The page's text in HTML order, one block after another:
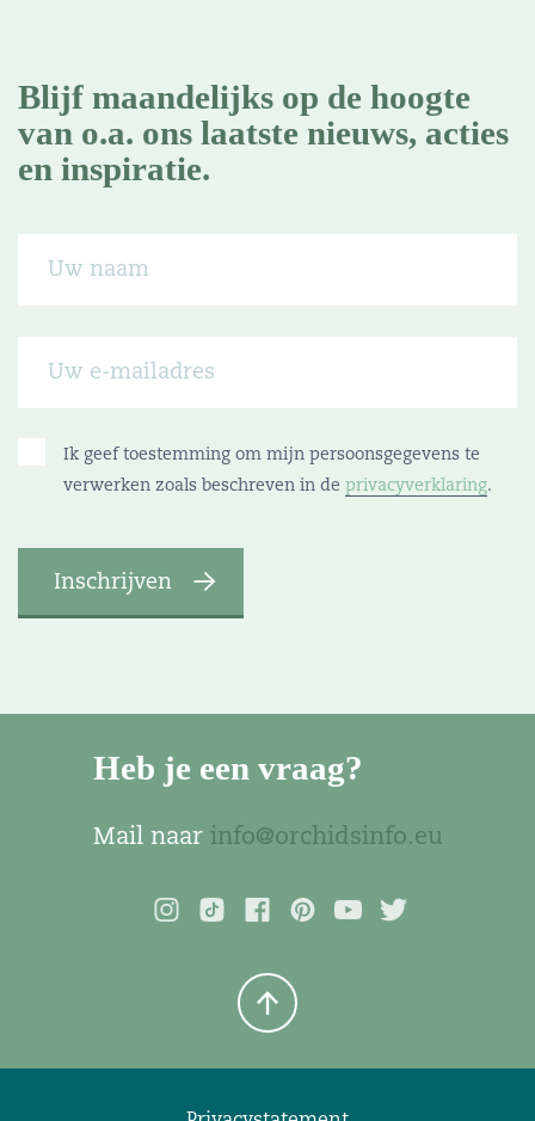
Blijf maandelijks op de hoogte
van o.a. ons laatste nieuws, acties
en inspiratie.
Ik geef toestemming om mijn persoonsgegevens te
verwerken zoals beschreven in de privacyverklaring.
Heb je een vraag?
Mail naar info@orchidsinfo.eu